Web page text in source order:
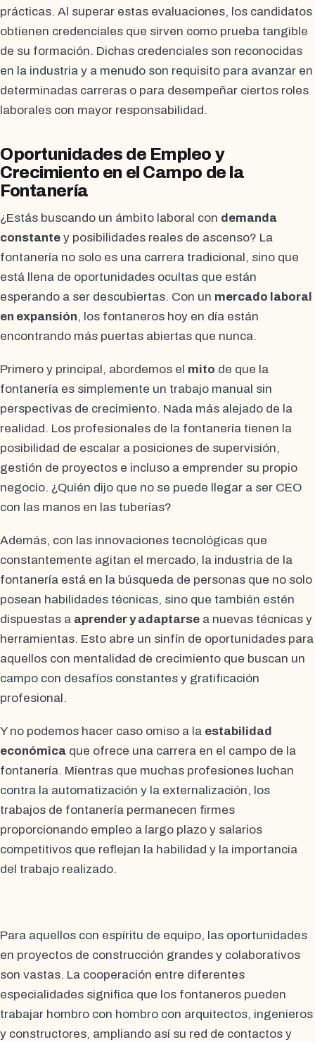
prácticas. Al superar estas evaluaciones, los candidatos
obtienen credenciales que sirven como prueba tangible
de su formación. Dichas credenciales son reconocidas
en la industria y a menudo son requisito para avanzar en
determinadas carreras o para desempeñar ciertos roles
laborales con mayor responsabilidad.
Oportunidades de Empleo y
Crecimiento en el Campo de la
Fontanería
¿Estás buscando un ámbito laboral con demanda
constante y posibilidades reales de ascenso? La
fontanería no solo es una carrera tradicional, sino que
está llena de oportunidades ocultas que están
esperando a ser descubiertas. Con un mercado laboral
en expansión, los fontaneros hoy en día están
encontrando más puertas abiertas que nunca.
Primero y principal, abordemos el mito de que la
fontanería es simplemente un trabajo manual sin
perspectivas de crecimiento. Nada más alejado de la
realidad. Los profesionales de la fontanería tienen la
posibilidad de escalar a posiciones de supervisión,
gestión de proyectos e incluso a emprender su propio
negocio. ¿Quién dijo que no se puede llegar a ser CEO
con las manos en las tuberías?
Además, con las innovaciones tecnológicas que
constantemente agitan el mercado, la industria de la
fontanería está en la búsqueda de personas que no solo
posean habilidades técnicas, sino que también estén
dispuestas a aprender y adaptarse a nuevas técnicas y
herramientas. Esto abre un sinfín de oportunidades para
aquellos con mentalidad de crecimiento que buscan un
campo con desafíos constantes y gratificación
profesional.
Y no podemos hacer caso omiso a la estabilidad
económica que ofrece una carrera en el campo de la
fontanería. Mientras que muchas profesiones luchan
contra la automatización y la externalización, los
trabajos de fontanería permanecen firmes
proporcionando empleo a largo plazo y salarios
competitivos que reflejan la habilidad y la importancia
del trabajo realizado.
Para aquellos con espíritu de equipo, las oportunidades
en proyectos de construcción grandes y colaborativos
son vastas. La cooperación entre diferentes
especialidades significa que los fontaneros pueden
trabajar hombro con hombro con arquitectos, ingenieros
y constructores, ampliando así su red de contactos y